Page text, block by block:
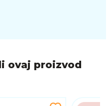
ovaj proizvod